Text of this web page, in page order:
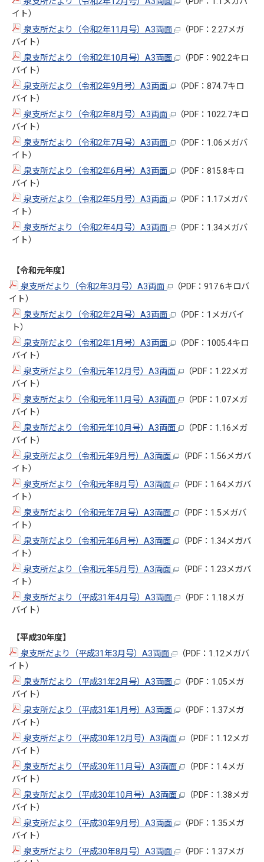
イト）
泉支所だより（令和2年11月号）A3両面
（PDF：2.27メガ
バイト）
泉支所だより（令和2年10月号）A3両面
（PDF：902.2キロ
バイト）
泉支所だより（令和2年9月号）A3両面
（PDF：874.7キロ
バイト）
泉支所だより（令和2年8月号）A3両面
（PDF：1022.7キロ
バイト）
泉支所だより（令和2年7月号）A3両面
（PDF：1.06メガバ
イト）
泉支所だより（令和2年6月号）A3両面
（PDF：815.8キロ
バイト）
泉支所だより（令和2年5月号）A3両面
（PDF：1.17メガバ
イト）
泉支所だより（令和2年4月号）A3両面
（PDF：1.34メガバ
イト）
【令和元年度】
泉支所だより（令和2年3月号）A3両面
（PDF：917.6キロバ
イト）
泉支所だより（令和2年2月号）A3両面
（PDF：1メガバイ
ト）
泉支所だより（令和2年1月号）A3両面
（PDF：1005.4キロ
バイト）
泉支所だより（令和元年12月号）A3両面
（PDF：1.22メガ
バイト）
泉支所だより（令和元年11月号）A3両面
（PDF：1.07メガ
バイト）
泉支所だより（令和元年10月号）A3両面
（PDF：1.16メガ
バイト）
泉支所だより（令和元年9月号）A3両面
（PDF：1.56メガバ
イト）
泉支所だより（令和元年8月号）A3両面
（PDF：1.64メガバ
イト）
泉支所だより（令和元年7月号）A3両面
（PDF：1.5メガバ
イト）
泉支所だより（令和元年6月号）A3両面
（PDF：1.34メガバ
イト）
泉支所だより（令和元年5月号）A3両面
（PDF：1.23メガバ
イト）
泉支所だより（平成31年4月号）A3両面
（PDF：1.18メガ
バイト）
【平成30年度】
泉支所だより（平成31年3月号）A3両面
（PDF：1.12メガバ
イト）
泉支所だより（平成31年2月号）A3両面
（PDF：1.05メガ
バイト）
泉支所だより（平成31年1月号）A3両面
（PDF：1.37メガ
バイト）
泉支所だより（平成30年12月号）A3両面
（PDF：1.12メガ
バイト）
泉支所だより（平成30年11月号）A3両面
（PDF：1.4メガ
バイト）
泉支所だより（平成30年10月号）A3両面
（PDF：1.38メガ
バイト）
泉支所だより（平成30年9月号）A3両面
（PDF：1.35メガ
バイト）
泉支所だより（平成30年8月号）A3両面
（PDF：1.37メガ